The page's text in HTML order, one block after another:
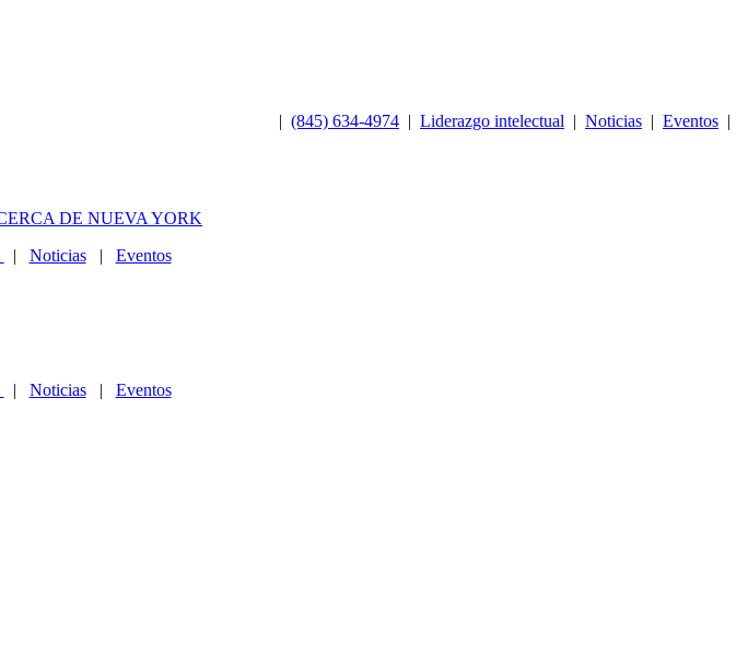
| (845) 634-4974 | Liderazgo intelectual | Noticias | Eventos |
DE NUEVA YORK
| Noticias| Eventos
| Noticias| Eventos